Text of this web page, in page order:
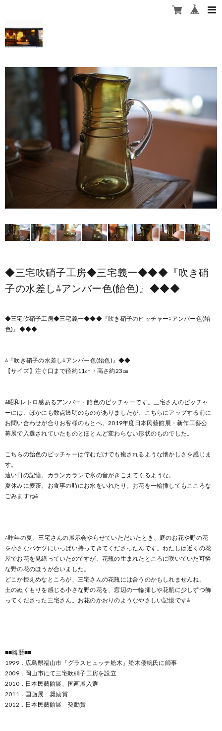
◆三宅吹硝子工房◆三宅義一◆◆◆『吹き硝
子の水差し⁂アンバー色(飴色)』◆◆◆
◆三宅吹硝子工房◆三宅義一◆◆◆『吹き硝子のピッチャー⁂アンバー色(飴
色)』◆◆◆
⁂『吹き硝子の水差し⁂アンバー色(飴色)』◆◆
【サイズ】注ぐ口まで径約11㎝・高さ約23㎝
⁂昭和レトロ感あるアンバー・飴色のピッチャーです。三宅さんのピッチャ
ーには、ほかにも数点透明のものがありましたが、こちらにアップする前に
お問い合わせが合りお客様のもとへ。2019年度日本民藝館展・新作工藝公
募展で入選されていたものとほとんど変わらない形状のものでした。
こちらの飴色のピッチャーは佇むだけでも癒されるような懐かしさを感じま
す。
遠い日の記憶。カランカランで氷の音がきこえてくるような。
夏休みに麦茶。お食事の時にお水をいれたり。お花を一輪挿してもこころな
ごみますね⁂
⁂昨年の夏、三宅さんの展示会やらせていただいたとき、庭のお花や野の花
を小さなバケツにいっぱい持ってきてくださったんです。わたしは近くの花
屋でお花を見繕っていたのですが、花瓶の生まれたところに咲いていた可憐
な野の花のほうが合いました。
どこか控えめなところが、三宅さんの花瓶には合うのかもしれませんね。
土のぬくもりを感じる小さな野の花を、窓辺の一輪挿しや花瓶に少しずつ飾
ってくださった三宅さん。お花のかおりのようなやさしい記憶です⁂
■■略歴■■
1999．広島県福山市「グラスヒュッテ舩木」舩木倭帆氏に師事
2009．岡山市にて三宅吹硝子工房を設立
2010．日本民藝館展、国画展入選
2011．国画展 奨励賞
2012．日本民藝館展 奨励賞